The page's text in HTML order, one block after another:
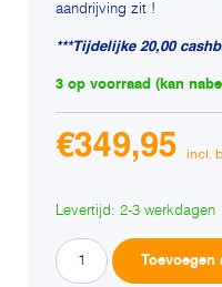
aandrijving zit !
***Tijdelijke 20,00
3 op voorraad (kan
€349,95
Levertijd: 2-3 werkdagen
InnoPet
Sporty
Toevoegen